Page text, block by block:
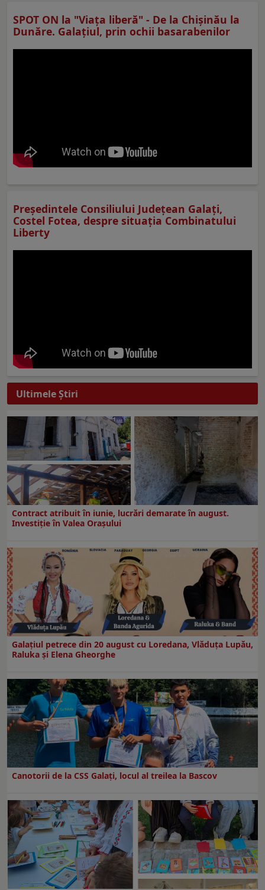
SPOT ON la "Viaţa liberă" - De la Chișinău la
Dunăre. Galațiul, prin ochii basarabenilor
Preşedintele Consiliului Judeţean Galaţi,
Costel Fotea, despre situaţia Combinatului
Liberty
Ultimele Ştiri
Contract atribuit în iunie, lucrări demarate în august.
Investiţie în Valea Oraşului
Galaţiul petrece din 20 august cu Loredana, Vlăduța Lupău,
Raluka și Elena Gheorghe
Canotorii de la CSS Galați, locul al treilea la Bascov